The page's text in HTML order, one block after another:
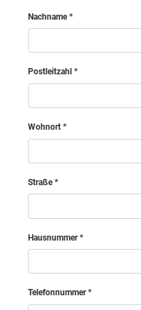
Horn
Korneuburg
Krems (Land)
Nachname
Postleitzahl
Wohnort
Straße
Hausnummer
Telefonnummer